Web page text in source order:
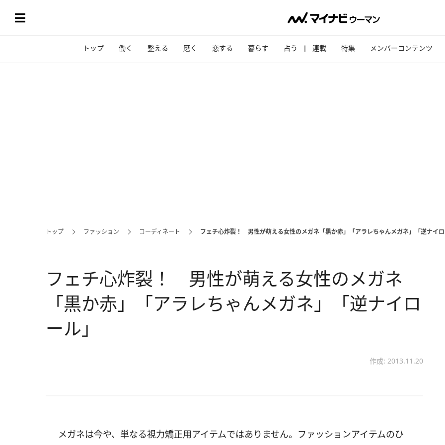
トップ 働く 整える 磨く 恋する 暮らす 占う 連載 特集 メンバーコンテンツ
トップ ファッション コーディネート フェチ心炸裂！ 男性が萌える女性のメガネ「黒か赤」「アラレちゃんメガネ」「逆ナイ
フェチ心炸裂！ 男性が萌える女性のメガネ
「黒か赤」「アラレちゃんメガネ」「逆ナイロ
ール」
作成: 2013.11.20
メガネは今や、単なる視力矯正用アイテムではありません。ファッションアイテムのひ